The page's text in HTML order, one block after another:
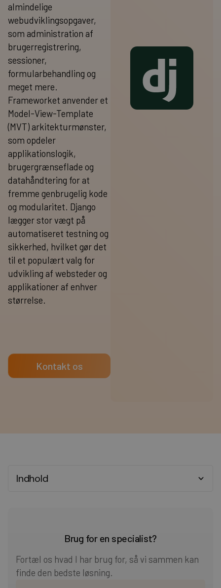
almindelige
webudviklingsopgaver,
som administration af
brugerregistrering,
sessioner,
formularbehandling og
meget mere.
Frameworket anvender et
Model-View-Template
(MVT) arkitekturmønster,
som opdeler
applikationslogik,
brugergrænseflade og
datahåndtering for at
fremme genbrugelig kode
og modularitet. Django
lægger stor vægt på
automatiseret testning og
sikkerhed, hvilket gør det
til et populært valg for
udvikling af websteder og
applikationer af enhver
størrelse.
Kontakt os
Indhold
Heading 4
Heading 5
Brug for en specialist?
Fortæl os hvad I har brug for, så vi sammen kan
finde den bedste løsning.